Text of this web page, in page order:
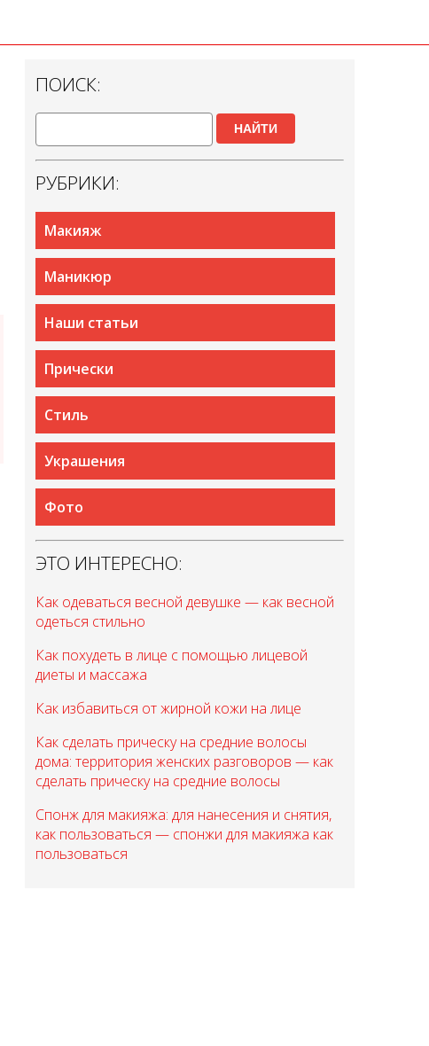
ПОИСК:
НАЙТИ
РУБРИКИ:
Макияж
Маникюр
Наши статьи
Прически
Стиль
Украшения
Фото
ЭТО ИНТЕРЕСНО:
Как одеваться весной девушке — как весной
одеться стильно
Как похудеть в лице с помощью лицевой
диеты и массажа
Как избавиться от жирной кожи на лице
Как сделать прическу на средние волосы
дома: территория женских разговоров — как
сделать прическу на средние волосы
Спонж для макияжа: для нанесения и снятия,
как пользоваться — спонжи для макияжа как
пользоваться